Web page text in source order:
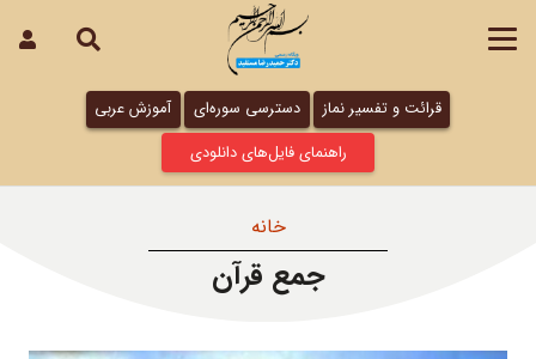
قرائت و تفسیر نماز دسترسی سوره‌ای
آموزش عربی
راهنمای فایل‌های دانلودی
خانه
جمع قرآن